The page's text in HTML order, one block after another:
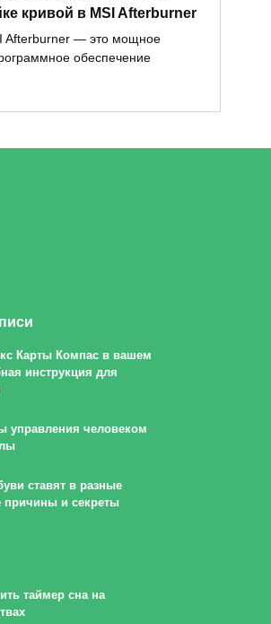
кривой в MSI Afterburner
Afterburner — это мощное
обеспечение
Карты Компас в вашем
инструкция для
управления человеком
ставят в разные
и секреты
таймер сна на